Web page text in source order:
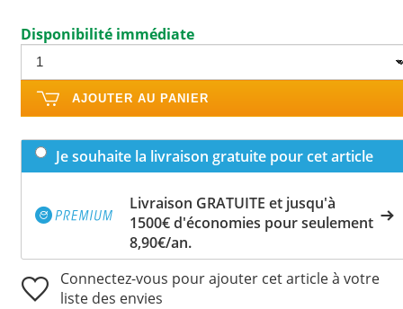
Disponibilité immédiate
AJOUTER AU PANIER
Je souhaite la livraison gratuite pour cet article
Livraison GRATUITE et jusqu'à
1500€ d'économies pour seulement
8,90€/an.
Connectez-vous pour ajouter cet article à votre
liste des envies